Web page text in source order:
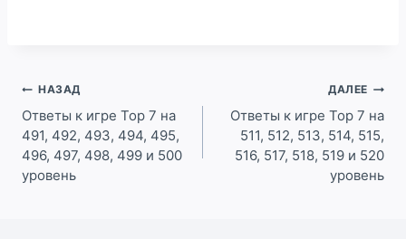
Навигация
по
записям
НАЗАД
Ответы к игре Top 7 на
491, 492, 493, 494, 495,
496, 497, 498, 499 и 500
уровень
ДАЛЕЕ
Ответы к игре Top 7 на
511, 512, 513, 514, 515,
516, 517, 518, 519 и 520
уровень